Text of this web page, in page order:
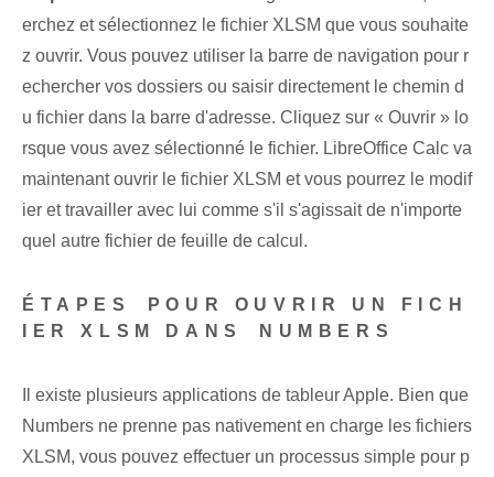
erchez et sélectionnez le fichier XLSM que vous souhaite
z ouvrir. Vous pouvez utiliser la barre de navigation pour r
echercher vos dossiers ou saisir directement le chemin d
u fichier dans la barre d'adresse. Cliquez sur « Ouvrir » lo
rsque vous avez sélectionné le fichier. LibreOffice Calc va
maintenant ouvrir le fichier XLSM et vous pourrez le modif
ier et travailler avec lui comme s'il s'agissait de n'importe
quel autre fichier de feuille de calcul.
ÉTAPES⁤ POUR OUVRIR UN FICH
IER XLSM DANS⁤ NUMBERS
Il existe plusieurs applications de tableur Apple. ⁤Bien que
Numbers​ ne prenne pas ⁢nativement⁢ en charge les fichiers
XLSM, vous pouvez⁤ effectuer un‌ processus simple pour p